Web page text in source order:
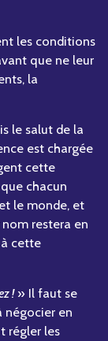
les conditions
que ne leur
la
le salut de la
est chargée
cette
chacun
le monde, et
restera en
cette
!» Il faut se
négocier en
régler les